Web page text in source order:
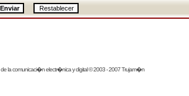
de la comunicaci�n electr�nica y digital © 2003 - 2007 Trujam�n